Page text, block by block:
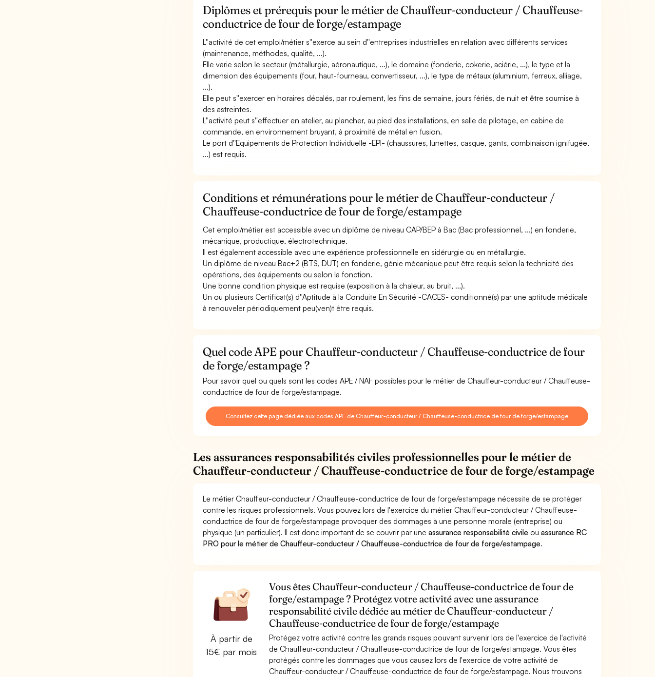
Diplômes et prérequis pour le métier de Chauffeur-conducteur / Chauffeuse-
conductrice de four de forge/estampage
L''activité de cet emploi/métier s''exerce au sein d''entreprises industrielles en relation avec différents services
(maintenance, méthodes, qualité, ...).
Elle varie selon le secteur (métallurgie, aéronautique, ...), le domaine (fonderie, cokerie, aciérie, ...), le type et la
dimension des équipements (four, haut-fourneau, convertisseur, ...), le type de métaux (aluminium, ferreux, alliage,
...).
Elle peut s''exercer en horaires décalés, par roulement, les fins de semaine, jours fériés, de nuit et être soumise à
des astreintes.
L''activité peut s''effectuer en atelier, au plancher, au pied des installations, en salle de pilotage, en cabine de
commande, en environnement bruyant, à proximité de métal en fusion.
Le port d''Equipements de Protection Individuelle -EPI- (chaussures, lunettes, casque, gants, combinaison ignifugée,
...) est requis.
Conditions et rémunérations pour le métier de Chauffeur-conducteur /
Chauffeuse-conductrice de four de forge/estampage
Cet emploi/métier est accessible avec un diplôme de niveau CAP/BEP à Bac (Bac professionnel, ...) en fonderie,
mécanique, productique, électrotechnique.
Il est également accessible avec une expérience professionnelle en sidérurgie ou en métallurgie.
Un diplôme de niveau Bac+2 (BTS, DUT) en fonderie, génie mécanique peut être requis selon la technicité des
opérations, des équipements ou selon la fonction.
Une bonne condition physique est requise (exposition à la chaleur, au bruit, ...).
Un ou plusieurs Certificat(s) d''Aptitude à la Conduite En Sécurité -CACES- conditionné(s) par une aptitude médicale
à renouveler périodiquement peu(ven)t être requis.
Quel code APE pour Chauffeur-conducteur / Chauffeuse-conductrice de four
de forge/estampage ?
Pour savoir quel ou quels sont les codes APE / NAF possibles pour le métier de Chauffeur-conducteur / Chauffeuse-
conductrice de four de forge/estampage.
Consultez cette page dédiée aux codes APE de Chauffeur-conducteur / Chauffeuse-conductrice de four de forge/estampage
Les assurances responsabilités civiles professionnelles pour le métier de
Chauffeur-conducteur / Chauffeuse-conductrice de four de forge/estampage
Le métier Chauffeur-conducteur / Chauffeuse-conductrice de four de forge/estampage nécessite de se protéger
contre les risques professionnels. Vous pouvez lors de l'exercice du métier Chauffeur-conducteur / Chauffeuse-
conductrice de four de forge/estampage provoquer des dommages à une personne morale (entreprise) ou
physique (un particulier). Il est donc important de se couvrir par uneassurance responsabilité civile ouassurance RC
PRO pour le métier de Chauffeur-conducteur / Chauffeuse-conductrice de four de forge/estampage.
À partir de
15€ par mois
Vous êtes Chauffeur-conducteur / Chauffeuse-conductrice de four de
forge/estampage ? Protégez votre activité avec une assurance
responsabilité civile dédiée au métier de Chauffeur-conducteur /
Chauffeuse-conductrice de four de forge/estampage
Protégez votre activité contre les grands risques pouvant survenir lors de l'exercice de l'activité
de Chauffeur-conducteur / Chauffeuse-conductrice de four de forge/estampage. Vous êtes
protégés contre les dommages que vous causez lors de l'exercice de votre activité de
Chauffeur-conducteur / Chauffeuse-conductrice de four de forge/estampage. Nous trouvons